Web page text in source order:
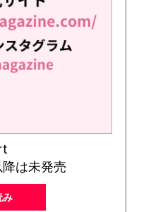
は未発売
み